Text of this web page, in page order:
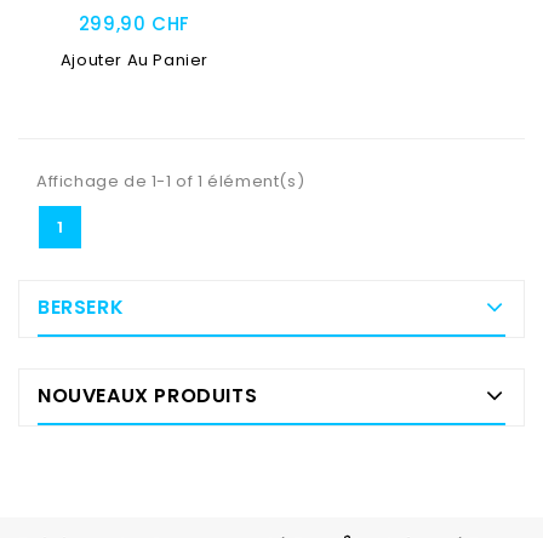
299,90 CHF
Ajouter Au Panier
Affichage de 1-1 of 1 élément(s)
1
BERSERK
NOUVEAUX PRODUITS